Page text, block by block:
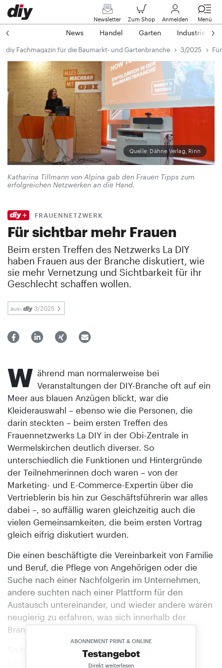
Newsletter Zum Shop Anmelden Menü
News Handel Garten Industrie
diy Fachmagazin für die Baumarkt- und Gartenbranche 3/2025
Quelle: Dähne Verlag, Rinn
Katharina Tillmann von Alpina gab den Frauen Tipps zum
erfolgreichen Netzwerken an die Hand.
FRAUENNETZWERK
Für sichtbar mehr Frauen
Beim ersten Treffen des Netzwerks La DIY
haben Frauen aus der Branche diskutiert, wie
sie mehr Vernetzung und Sichtbarkeit für ihr
Geschlecht schaffen wollen.
aus: 3/2025
ABONNEMENT PRINT & ONLINE
Testangebot
Direkt weiterlesen
W ährend man normalerweise bei
Veranstaltungen der DIY-Branche oft auf ein
Meer aus blauen Anzügen blickt, war die
Kleiderauswahl – ebenso wie die Personen, die
darin steckten – beim ersten Treffen des
Frauennetzwerks La DIY in der Obi-Zentrale in
Wermelskirchen deutlich diverser. So
unterschiedlich die Funktionen und Hintergründe
der Teilnehmerinnen doch waren – von der
Marketing- und E-Commerce-Expertin über die
Vertrieblerin bis hin zur Geschäftsführerin war alles
dabei –, so auffällig waren gleichzeitig auch die
vielen Gemeinsamkeiten, die beim ersten Vortrag
gleich eifrig diskutiert wurden.
Die einen beschäftigte die Vereinbarkeit von Familie
und Beruf, die Pflege von Angehörigen oder die
Suche nach einer Nachfolgerin im Unternehmen,
andere suchten nach einer Plattform für den
Austausch unterei­nander, und wieder andere waren
neugierig zu erfahren, was sich innerhalb der
Branche mit Blick auf Diversität gerade tut.
So berichtete Pia Frey, die bei den Globus-
Fachmärkten das Controlling leitet, über ihren